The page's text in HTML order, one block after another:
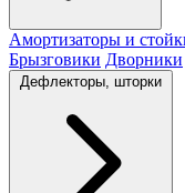
Амортизаторы и
Брызговики Дворники
Дефлекторы, шторки